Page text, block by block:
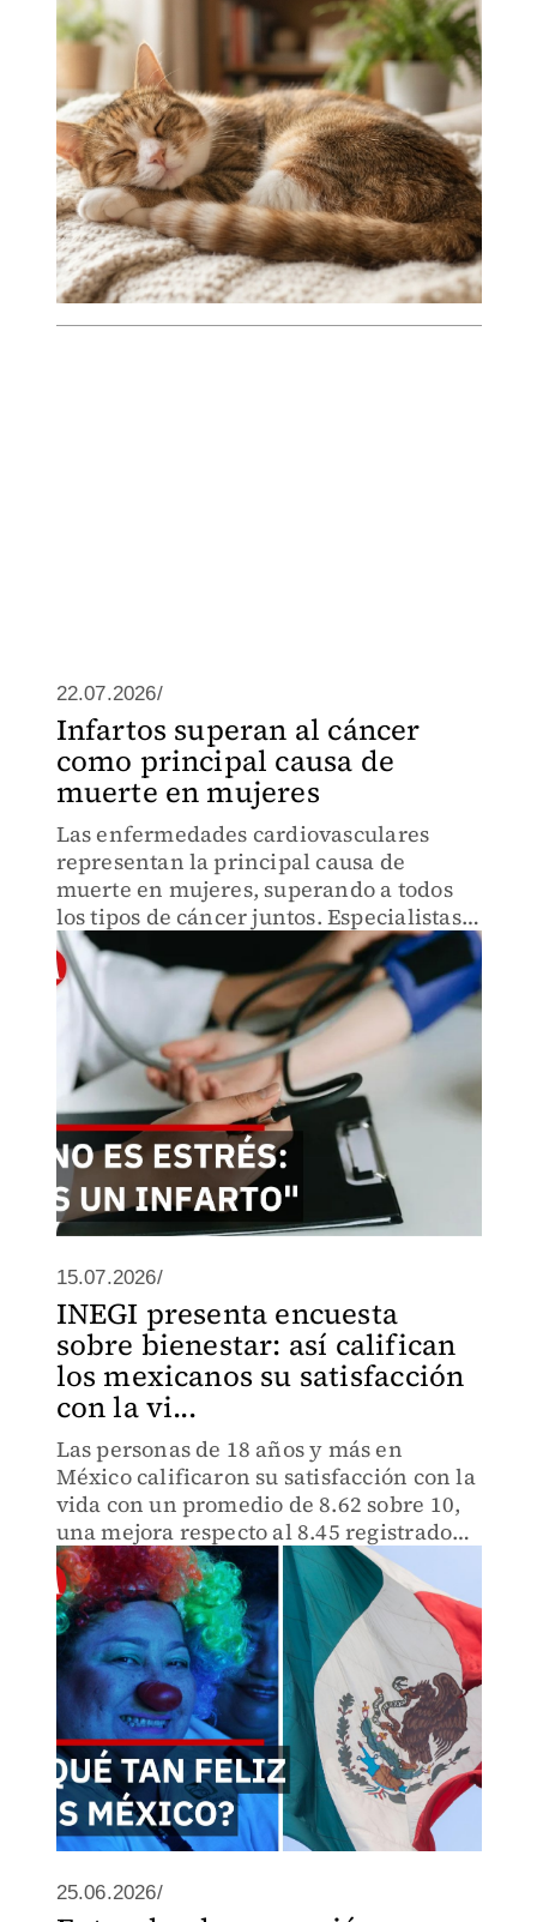
22.07.2026/
Infartos superan al cáncer
como principal causa de
muerte en mujeres
Las enfermedades cardiovasculares
representan la principal causa de
muerte en mujeres, superando a todos
los tipos de cáncer juntos. Especialistas
urgen a realizar revisiones periódicas.
15.07.2026/
INEGI presenta encuesta
sobre bienestar: así califican
los mexicanos su satisfacción
con la vi...
Las personas de 18 años y más en
México calificaron su satisfacción con la
vida con un promedio de 8.62 sobre 10,
una mejora respecto al 8.45 registrado
en 2021, de acuerdo con la Encuesta
Nacional de Bienestar Autorreportado
del INEGI.
25.06.2026/